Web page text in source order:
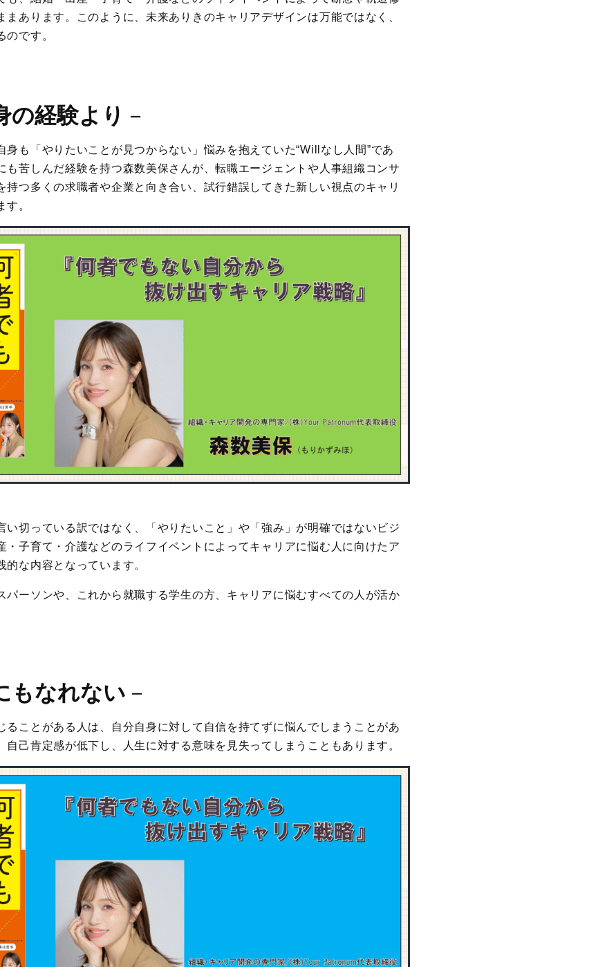
まあります。このように、未来ありきのキャリアデザインは万能ではなく、
のです。
の経験より －
身も「やりたいことが見つからない」悩みを抱えていた“Willなし人間”であ
も苦しんだ経験を持つ森数美保さんが、転職エージェントや人事組織コンサ
持つ多くの求職者や企業と向き合い、試行錯誤してきた新しい視点のキャリ
。
い切っている訳ではなく、「やりたいこと」や「強み」が明確ではないビジ
・子育て・介護などのライフイベントによってキャリアに悩む人に向けたア
的な内容となっています。
パーソンや、これから就職する学生の方、キャリアに悩むすべての人が活か
もなれない －
ることがある人は、自分自身に対して自信を持てずに悩んでしまうことがあ
自己肯定感が低下し、人生に対する意味を見失ってしまうこともあります。